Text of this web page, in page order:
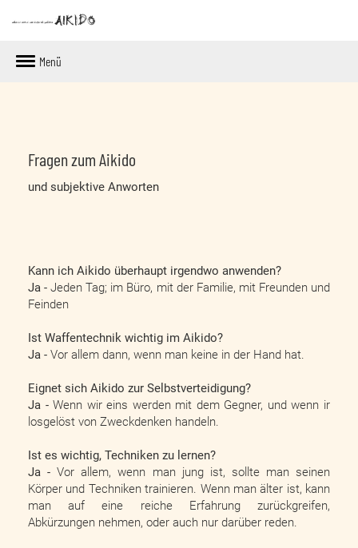
Menü
Fragen zum Aikido
und subjektive Anworten
Kann ich Aikido überhaupt irgendwo anwenden?
Ja - Jeden Tag; im Büro, mit der Familie, mit Freunden und
Feinden
Ist Waffentechnik wichtig im Aikido?
Ja - Vor allem dann, wenn man keine in der Hand hat.
Eignet sich Aikido zur Selbstverteidigung?
Ja -Wenn wir eins werden mit dem Gegner, und wenn ir
losgelöst von Zweckdenken handeln.
Ist es wichtig, Techniken zu lernen?
Ja - Vor allem, wenn man jung ist, sollte man seinen
Körper und Techniken trainieren. Wenn man älter ist, kann
man auf eine reiche Erfahrung zurückgreifen,
Abkürzungen nehmen, oder auch nur darüber reden.